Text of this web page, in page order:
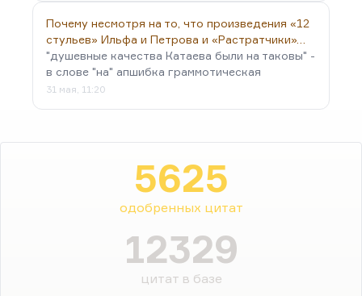
Почему несмотря на то, что произведения «12
стульев» Ильфа и Петрова и «Растратчики»…
"душевные качества Катаева были на таковы" -
в слове "на" апшибка граммотическая
31 мая, 11:20
5625
одобренных цитат
12329
цитат в базе